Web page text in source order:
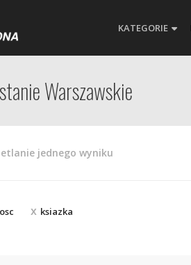
KATEGORIE
Warszawskie
jednego wyniku
ksiazka